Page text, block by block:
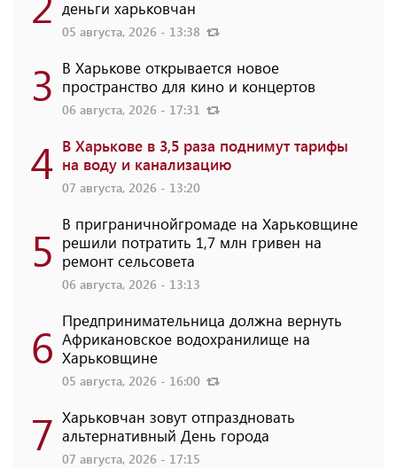
деньги харьковчан
05 августа, 2026 - 13:38
3 В Харькове открывается новое
пространство для кино и концертов
06 августа, 2026 - 17:31
4 В Харькове в 3,5 раза поднимут тарифы
на воду и канализацию
07 августа, 2026 - 13:20
5 В приграничнойгромаде на Харьковщине
решили потратить 1,7 млн ​​гривен на
ремонт сельсовета
06 августа, 2026 - 13:13
6 Предпринимательница должна вернуть
Африкановское водохранилище на
Харьковщине
05 августа, 2026 - 16:00
7 Харьковчан зовут отпраздновать
альтернативный День города
07 августа, 2026 - 17:15